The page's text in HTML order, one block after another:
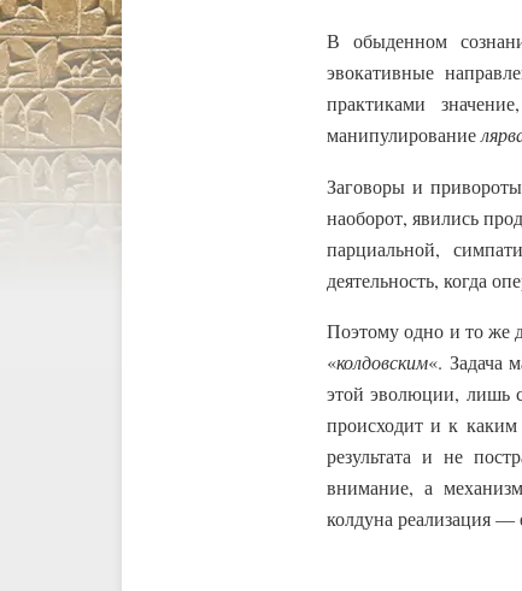
В обыденном
эвокативные
практиками
манипулирование
Заговоры и
наоборот, явились
парциальной,
деятельность, когда
Поэтому одно и то же
«колдовским«. Задача
этой эволюции, лишь
происходит и к
результата и не
внимание, а
колдуна реализация —